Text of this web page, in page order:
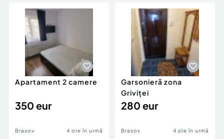
Servicii
Animale de companie
Afaceri și echipamente profesionale
Inchiriere Bunuri si Vehicule
Utilaje agricole si industriale
Piese auto si accesorii
Dacia Duster
Apartament 2 camere
350 eur
Brasov 4 ore în urmă
Garsonieră zona
Griviței
280 eur
Brasov 4 zile în urmă